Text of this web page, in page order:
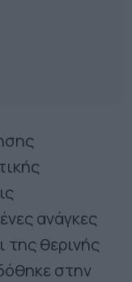
ανάγκες
της θερινής
στην